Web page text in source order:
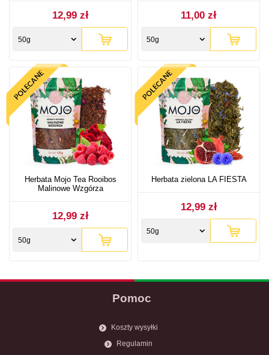
12,99 zł
50g
11,00 zł
50g
Herbata Mojo Tea Rooibos
Malinowe Wzgórza
12,99 zł
50g
Herbata zielona LA FIESTA
12,99 zł
50g
Pomoc
Koszty wysyłki
Regulamin